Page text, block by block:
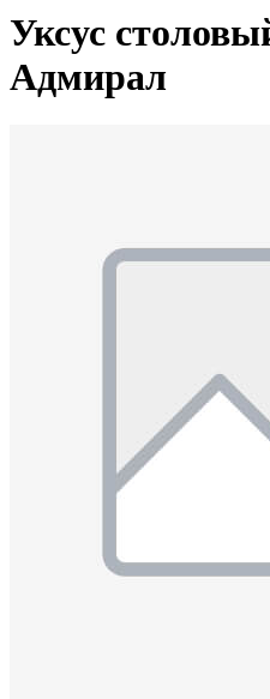
Уксус
Адмирал